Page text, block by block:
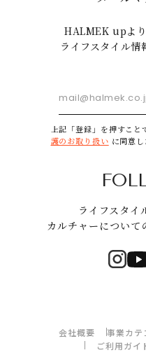
HALMEK upよ
ライフスタイル情
上記「登録」を押すこと
護のお取り扱い に同意
ライフスタイ
カルチャーについて
会社概要 事業カテ
ご利用ガイ